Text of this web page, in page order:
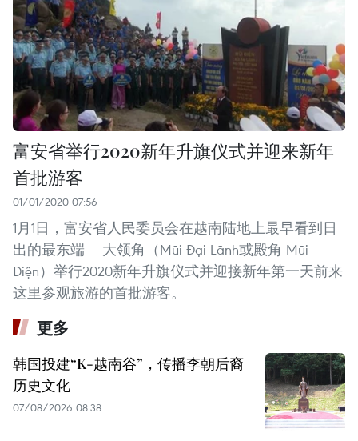
富安省举行2020新年升旗仪式并迎来新年
首批游客
01/01/2020 07:56
1月1日，富安省人民委员会在越南陆地上最早看到日
出的最东端——大领角（Mũi Đại Lãnh或殿角-Mũi
Điện）举行2020新年升旗仪式并迎接新年第一天前来
这里参观旅游的首批游客。
更多
韩国投建“K-越南谷”，传播李朝后裔
历史文化
07/08/2026 08:38